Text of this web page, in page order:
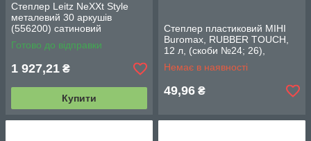
Степлер Leitz NeXXt Style
металевий 30 аркушів
(556200) сатиновий
Готово до відправки
1 927,21 ₴
Купити
Степлер пластиковий МІНІ
Buromax, RUBBER TOUCH,
12 л, (скоби №24; 26),
66x30x46 мм, Рожевий
Немає в наявності
49,96 ₴